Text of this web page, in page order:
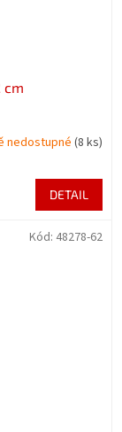
cm
nedostupné (8 ks)
DETAIL
Kód: 48278-62